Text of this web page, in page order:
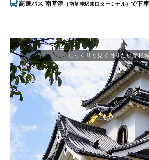
高速バス 南草津 （南草津駅東口ターミナル） で下車
じっくりと見て回りたい彦根城